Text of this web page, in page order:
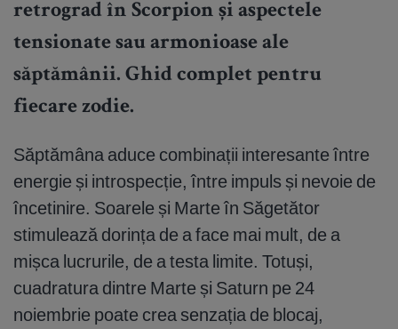
retrograd în Scorpion și aspectele
tensionate sau armonioase ale
săptămânii. Ghid complet pentru
fiecare zodie.
Săptămâna aduce combinații interesante între
energie și introspecție, între impuls și nevoie de
încetinire. Soarele și Marte în Săgetător
stimulează dorința de a face mai mult, de a
mișca lucrurile, de a testa limite. Totuși,
cuadratura dintre Marte și Saturn pe 24
noiembrie poate crea senzația de blocaj,